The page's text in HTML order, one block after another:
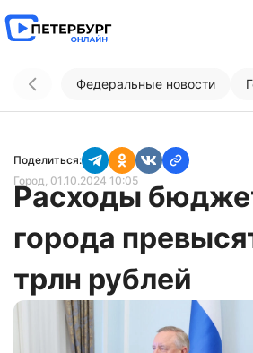
Федеральные новости
Поделиться:
Город, 01.10.2024 10:05
Расходы
города
трлн рублей